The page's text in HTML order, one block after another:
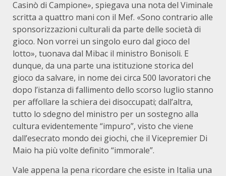
Casinò di Campione», spiegava una nota del Viminale
scritta a quattro mani con il Mef. «Sono contrario alle
sponsorizzazioni culturali da parte delle società di
gioco. Non vorrei un singolo euro dal gioco del
lotto», tuonava dal Mibac il ministro Bonisoli. E
dunque, da una parte una istituzione storica del
gioco da salvare, in nome dei circa 500 lavoratori che
dopo l’istanza di fallimento dello scorso luglio stanno
per affollare la schiera dei disoccupati; dall’altra,
tutto lo sdegno del ministro per un sostegno alla
cultura evidentemente “impuro”, visto che viene
dall’esecrato mondo dei giochi, che il Vicepremier Di
Maio ha più volte definito “immorale”.
Vale appena la pena ricordare che esiste in Italia una